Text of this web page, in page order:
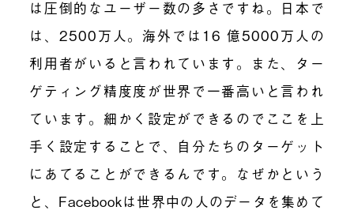
は圧倒的なユーザー数の多さですね。日本で
は、2500万人。海外では16 億5000万人の
利用者がいると言われています。また、ター
ゲティング精度度が世界で一番高いと言われ
ています。細かく設定ができるのでここを上
手く設定することで、自分たちのターゲット
にあてることができるんです。なぜかという
と、Facebookは世界中の人のデータを集めて